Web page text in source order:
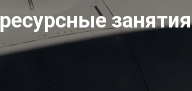
ресурсные занятия